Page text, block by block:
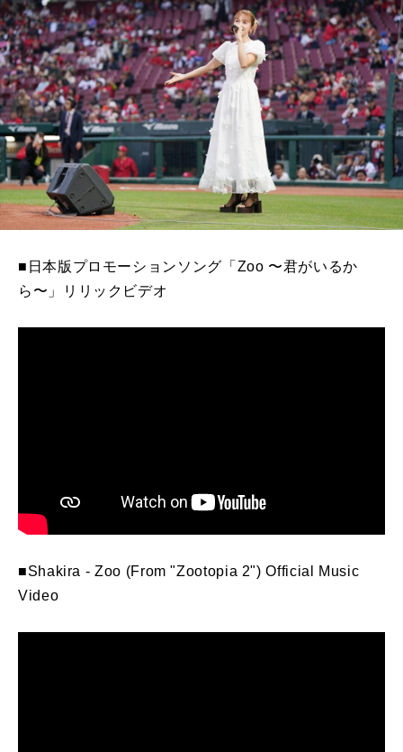
■日本版プロモーションソング「Zoo 〜君がいるか
ら〜」リリックビデオ
■Shakira - Zoo (From "Zootopia 2") Official Music
Video